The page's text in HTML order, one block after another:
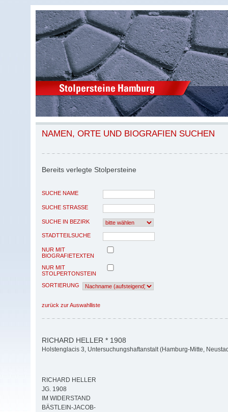
NAMEN, ORTE UND BIOGRAFIEN SUCHEN
Bereits verlegte Stolpersteine
SUCHE NAME
SUCHE STRASSE
SUCHE IN BEZIRK
STADTTEILSUCHE
NUR MIT
BIOGRAFIETEXTEN
NUR MIT
STOLPERTONSTEIN
SORTIERUNG
zurück zur Auswahlliste
RICHARD HELLER * 1908
Holstenglacis 3, Untersuchungshaftanstalt (Hamburg-Mitte,
RICHARD HELLER
JG. 1908
IM WIDERSTAND
BÄSTLEIN-JACOB-